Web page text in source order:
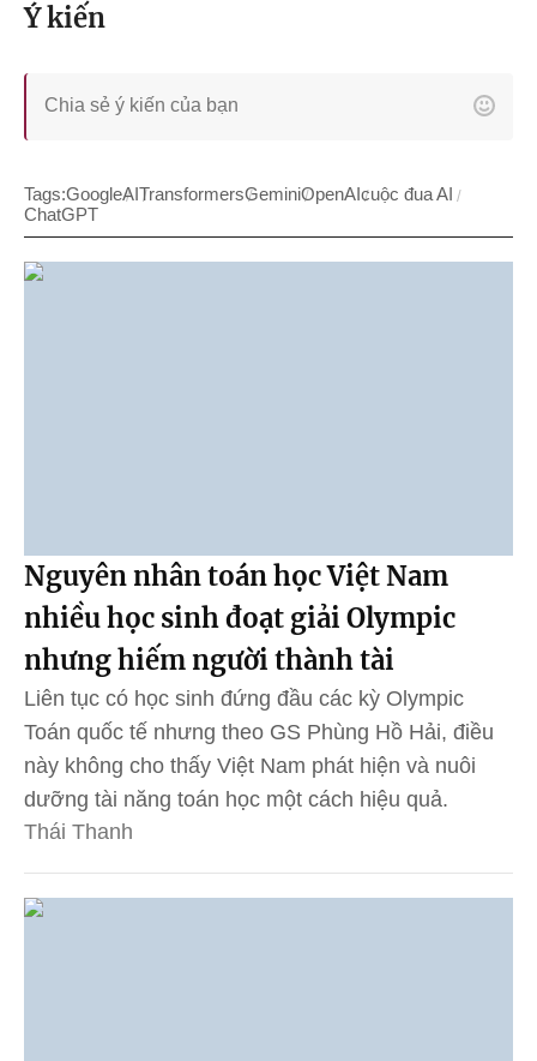
Ý kiến
Tags:GoogleAITransformersGeminiOpenAIcuộc đua AI
ChatGPT
Nguyên nhân toán học Việt Nam
nhiều học sinh đoạt giải Olympic
nhưng hiếm người thành tài
Liên tục có học sinh đứng đầu các kỳ Olympic
Toán quốc tế nhưng theo GS Phùng Hồ Hải, điều
này không cho thấy Việt Nam phát hiện và nuôi
dưỡng tài năng toán học một cách hiệu quả.
Thái Thanh